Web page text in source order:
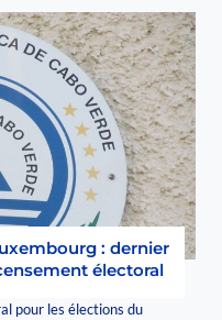
: dernier
électoral
pour les élections du